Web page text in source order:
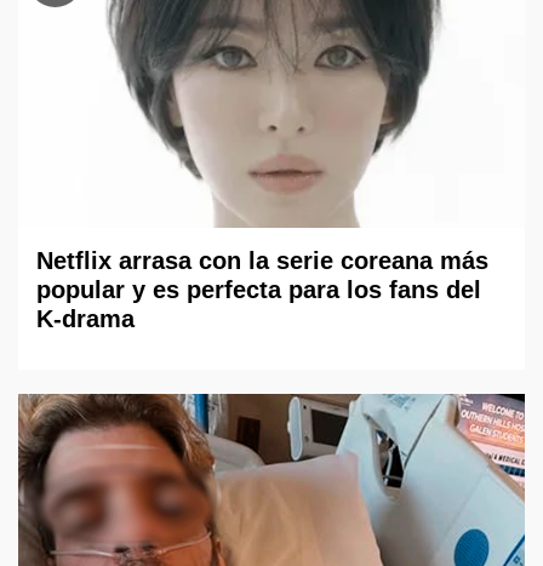
Netflix arrasa con la serie coreana más
popular y es perfecta para los fans del
K-drama